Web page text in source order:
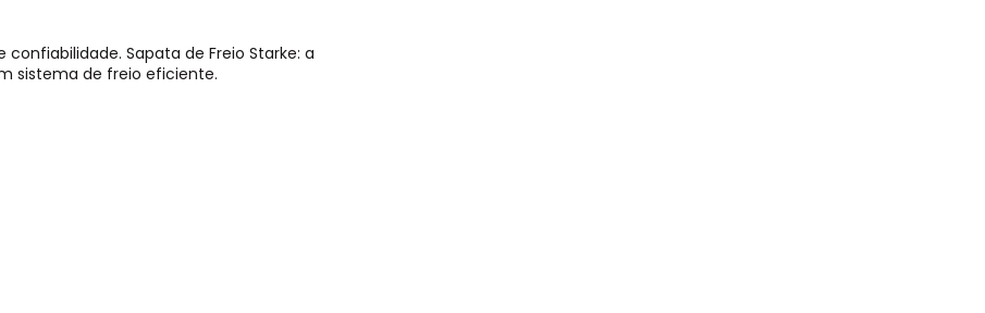
Sapata de Freio Starke: a
sistema de freio eficiente.